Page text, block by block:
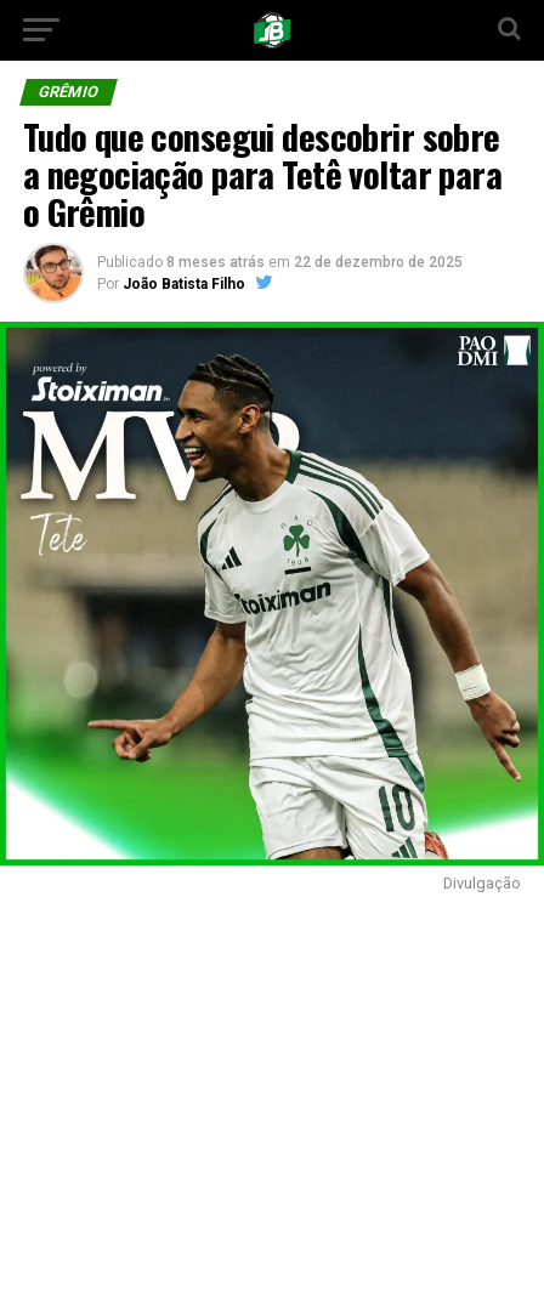
GRÊMIO
Tudo que consegui descobrir sobre
a negociação para Tetê voltar para
o Grêmio
Publicado 8 meses atrás em 22 de dezembro de 2025
Por João Batista Filho
Divulgação